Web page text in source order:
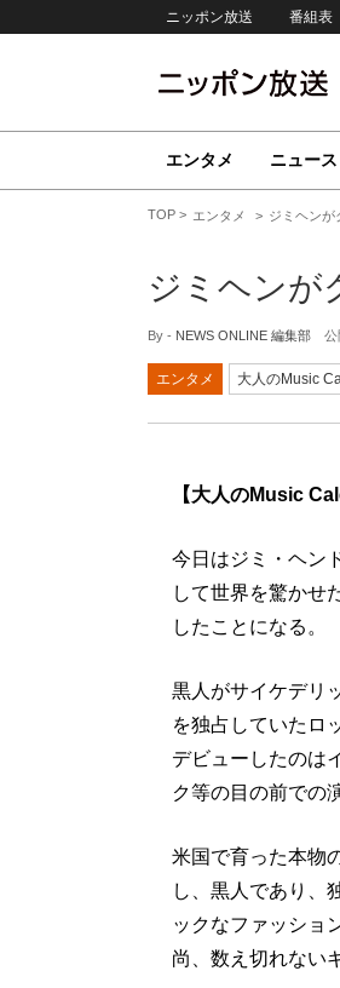
ニッポン放送 番組表
エンタメ ニュース
TOP エンタメ ジミヘンが
ジミヘンが
By - NEWS ONLINE 編集部 公
エンタメ 大人のMusic
【大人のMusic
今日はジミ・ヘン
して世界を驚かせ
したことになる。
黒人がサイケデリ
を独占していたロ
デビューしたのは
ク等の目の前での
米国で育った本物
し、黒人であり、
ックなファッショ
尚、数え切れない